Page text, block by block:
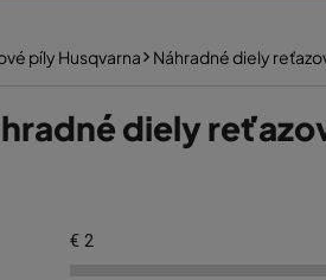
píly Husqvarna Náhradné diely
diely
€ 2